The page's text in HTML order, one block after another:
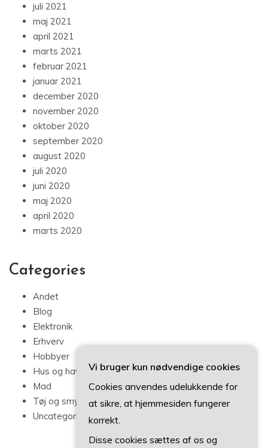
juli 2021
maj 2021
april 2021
marts 2021
februar 2021
januar 2021
december 2020
november 2020
oktober 2020
september 2020
august 2020
juli 2020
juni 2020
maj 2020
april 2020
marts 2020
Categories
Andet
Blog
Elektronik
Erhverv
Hobbyer
Hus og have
Mad
Tøj og smykker
Uncategorized
Vi bruger kun nødvendige cookies
Cookies anvendes udelukkende for
at sikre, at hjemmesiden fungerer
korrekt.
Disse cookies sættes af os og